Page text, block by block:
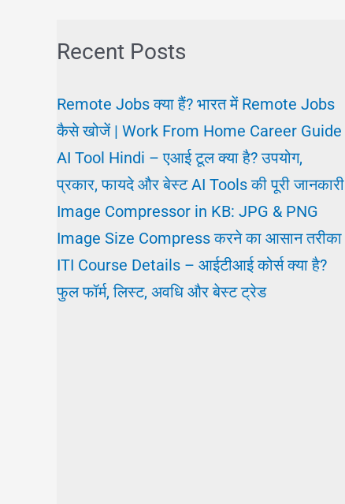
Recent Posts
Remote Jobs क्या हैं? भारत में Remote Jobs
कैसे खोजें | Work From Home Career Guide
AI Tool Hindi – एआई टूल क्या है? उपयोग,
प्रकार, फायदे और बेस्ट AI Tools की पूरी जानकारी
Image Compressor in KB: JPG & PNG
Image Size Compress करने का आसान तरीका
ITI Course Details – आईटीआई कोर्स क्या है?
फुल फॉर्म, लिस्ट, अवधि और बेस्ट ट्रेड